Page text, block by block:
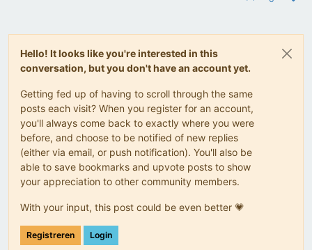
Hello! It looks like you're interested in this
conversation, but you don't have an account yet.
Getting fed up of having to scroll through the same
posts each visit? When you register for an account,
you'll always come back to exactly where you were
before, and choose to be notified of new replies
(either via email, or push notification). You'll also be
able to save bookmarks and upvote posts to show
your appreciation to other community members.
With your input, this post could be even better 💗
Registreren Login